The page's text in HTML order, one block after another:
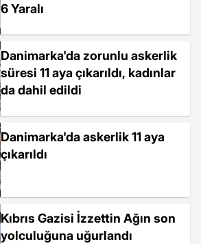
6 Yaralı
Danimarka'da zorunlu askerlik
süresi 11 aya çıkarıldı, kadınlar
da dahil edildi
Danimarka'da askerlik 11 aya
çıkarıldı
Kıbrıs Gazisi İzzettin Ağın son
yolculuğuna uğurlandı